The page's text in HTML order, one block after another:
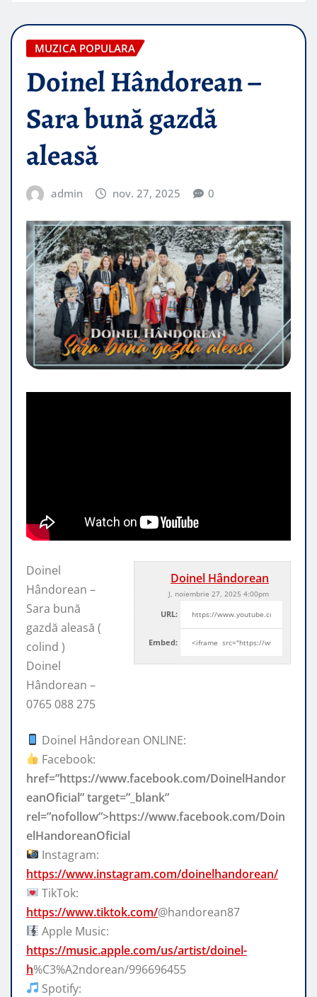
MUZICA POPULARA
Doinel Hândorean –
Sara bună gazdă
aleasă
admin nov. 27, 2025 0
Doinel Hândorean
J, noiembrie 27, 2025 4:00pm
URL:
Embed:
Doinel
Hândorean –
Sara bună
gazdă aleasă (
colind )
Doinel
Hândorean –
0765 088 275
Doinel Hândorean ONLINE:
Facebook:
href=”https://www.facebook.com/DoinelHandor
eanOficial” target=”_blank”
rel=”nofollow”>https://www.facebook.com/Doin
elHandoreanOficial
Instagram:
https://www.instagram.com/doinelhandorean/
TikTok:
https://www.tiktok.com/@handorean87
Apple Music:
https://music.apple.com/us/artist/doinel-
h%C3%A2ndorean/996696455
Spotify: